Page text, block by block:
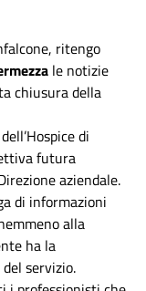
ritengo
le notizie
chiusura della
di
futura
aziendale.
di informazioni
alla
ha la
servizio.